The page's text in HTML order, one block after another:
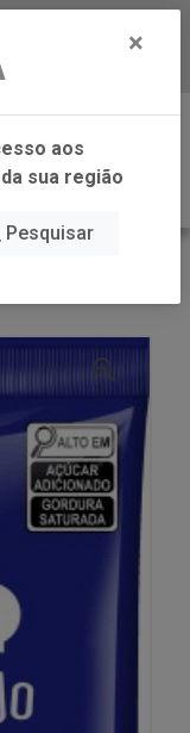
já nosso APP
0
×
aos
sua região
Pesquisar